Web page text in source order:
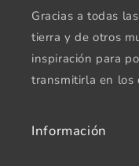
Gracias a todas
tierra y de otros
inspiración para
transmitirla en los
Información